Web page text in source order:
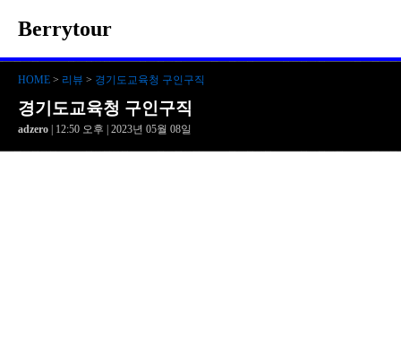
Berrytour
HOME > 리뷰 > 경기도교육청 구인구직
경기도교육청 구인구직
adzero | 12:50 오후 | 2023년 05월 08일